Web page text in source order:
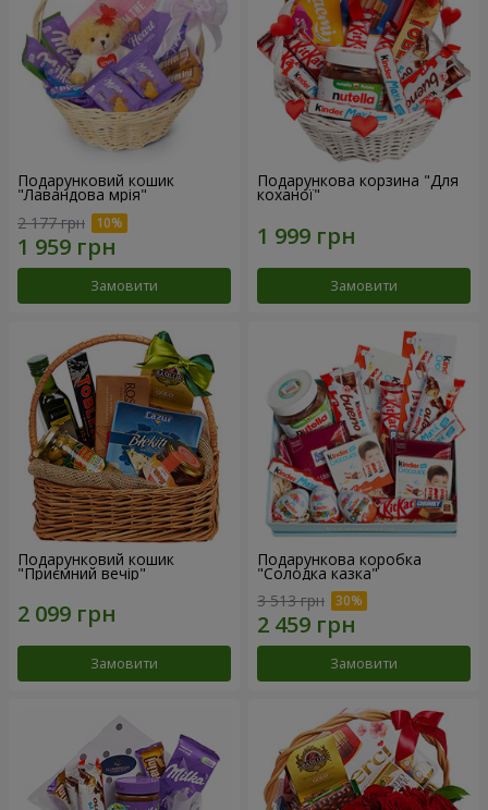
Подарунковий кошик
"Лавандова мрія"
2 177 грн
Замовити
Подарункова корзина "Для
коханої"
Замовити
Подарунковий кошик
"Приємний вечір"
Замовити
Подарункова коробка
"Солодка казка"
3 513 грн
Замовити